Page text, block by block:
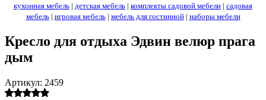
кухонная мебель | детская мебель | комплекты садовой мебели | садовая
мебель| игровая мебель| мебель для гостинной| наборы мебели
Кресло для отдыха Эдвин велюр прага
дым
Артикул: 2459